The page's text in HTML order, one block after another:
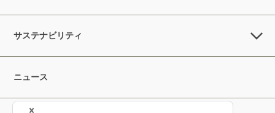
サステナビリティ
ニュース